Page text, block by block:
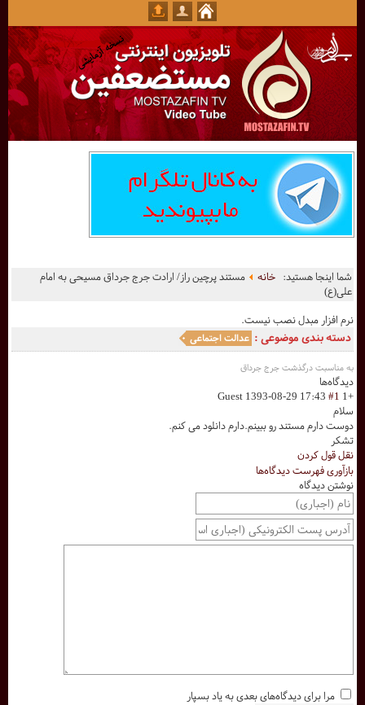
شما اینجا هستید:خانه
مستند پرچین راز/ ارادت جرج جرداق مسیحی به امام
علی(ع)
نرم افزار مبدل نصب نیست.
دسته بندی موضوعی : عدالت اجتماعی
به مناسبت درگذشت جرج جرداق
دیدگاه‌ها
+1
#1
Guest 1393-08-29 17:43
سلام
دوست دارم مستند رو ببینم.دارم دانلود می کنم.
تشکر
نقل قول کردن
بازآوری فهرست دیدگاه‌ها
نوشتن دیدگاه
مرا برای دیدگاه‌های بعدی به یاد بسپار